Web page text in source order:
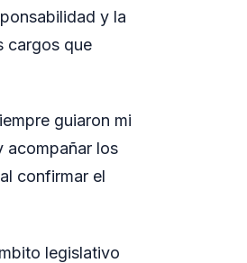
y la
cargos que
guiaron mi
acompañar los
confirmar el
legislativo